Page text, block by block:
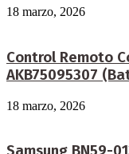
18 marzo, 2026
Control Remoto
AKB75095307
18 marzo, 2026